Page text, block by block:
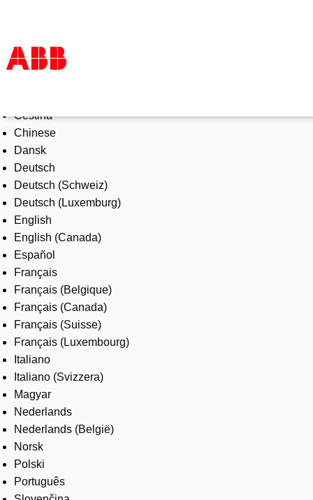
Products & Solutions
Industries
Services
About us
Where to buy
Contact us
Careers
Čeština
Chinese
Dansk
Deutsch
Deutsch (Schweiz)
Deutsch (Luxemburg)
English
English (Canada)
Español
Français
Français (Belgique)
Français (Canada)
Français (Suisse)
Français (Luxembourg)
Italiano
Italiano (Svizzera)
Magyar
Nederlands
Nederlands (België)
Norsk
Polski
Português